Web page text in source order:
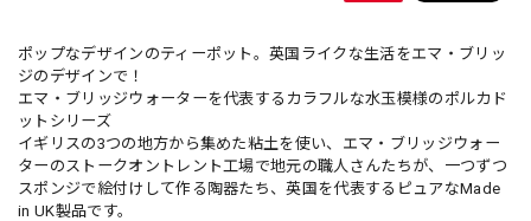
ポップなデザインのティーポット。英国ライクな生活をエマ・ブリッ
ジのデザインで！
エマ・ブリッジウォーターを代表するカラフルな水玉模様のポルカド
ットシリーズ
イギリスの3つの地方から集めた粘土を使い、エマ・ブリッジウォー
ターのストークオントレント工場で地元の職人さんたちが、一つずつ
スポンジで絵付けして作る陶器たち、英国を代表するピュアなMade
in UK製品です。